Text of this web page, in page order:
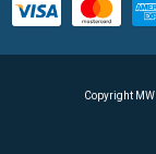
Copyright